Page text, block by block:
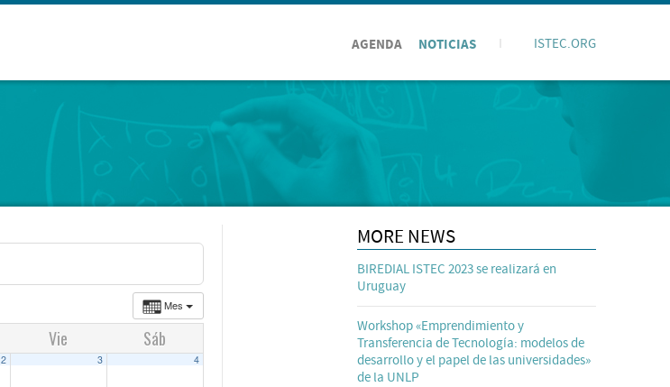
AGENDA NOTICIAS ISTEC.ORG
Mes
Vie Sáb
2 3 4
MORE NEWS
BIREDIAL ISTEC 2023 se realizará en
Uruguay
Workshop «Emprendimiento y
Transferencia de Tecnología: modelos de
desarrollo y el papel de las universidades»
de la UNLP